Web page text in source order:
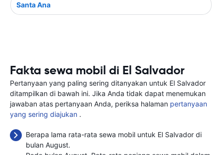
Santa Ana
Fakta sewa mobil di El Salvador
Pertanyaan yang paling sering ditanyakan untuk El Salvador
ditampilkan di bawah ini. Jika Anda tidak dapat menemukan
jawaban atas pertanyaan Anda, periksa halaman pertanyaan
yang sering diajukan .
Berapa lama rata-rata sewa mobil untuk El Salvador di
bulan August.